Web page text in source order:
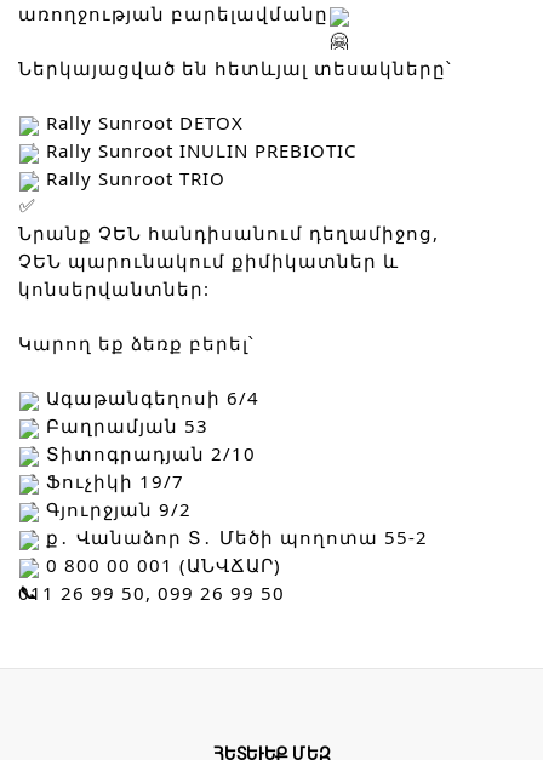
առողջության բարելավմանը
Ներկայացված են հետևյալ տեսակները՝
Rally Sunroot DETOX
Rally Sunroot INULIN PREBIOTIC
Rally Sunroot TRIO
Նրանք ՉԵՆ հանդիսանում դեղամիջոց,
ՉԵՆ պարունակում քիմիկատներ և
կոնսերվանտներ:
Կարող եք ձեռք բերել՝
Ագաթանգեղոսի 6/4
Բաղրամյան 53
Տիտոգրադյան 2/10
Ֆուչիկի 19/7
Գյուրջյան 9/2
ք․ Վանաձոր Տ․ Մեծի պողոտա 55-2
0 800 00 001 (ԱՆՎՃԱՐ)
011 26 99 50, 099 26 99 50
ՀԵՏԵՒԵՔ ՄԵԶ